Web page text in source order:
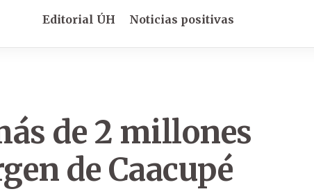
Editorial ÚH Noticias positivas
de 2 millones
de Caacupé